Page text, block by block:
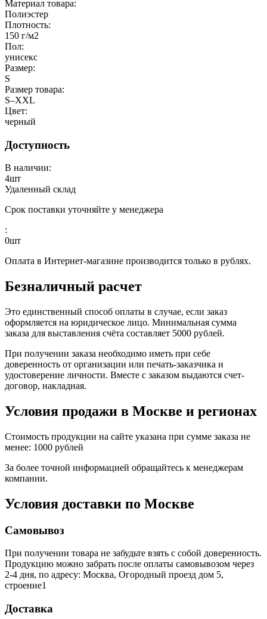
Материал товара:
Полиэстер
Плотность:
150 г/м2
Пол:
унисекс
Размер:
S
Размер товара:
S–XXL
Цвет:
черный
Доступность
В наличии:
4шт
Удаленный склад
Срок поставки уточняйте у менеджера
:
0шт
Оплата в Интернет-магазине производится только в рублях.
Безналичный расчет
Это единственный способ оплаты в случае, если заказ
оформляется на юридическое лицо. Минимальная сумма
заказа для выставления счёта составляет 5000 рублей.
При получении заказа необходимо иметь при себе
доверенность от организации или печать-заказчика и
удостоверение личности. Вместе с заказом выдаются счет-
договор, накладная.
Условия продажи в Москве и регионах
Стоимость продукции на сайте указана при сумме заказа не
менее: 1000 рублей
За более точной информацией обращайтесь к менеджерам
компании.
Условия доставки по Москве
Самовывоз
При получении товара не забудьте взять с собой доверенность.
Продукцию можно забрать после оплаты самовывозом через
2-4 дня, по адресу: Москва, Огородный проезд дом 5,
строение1
Доставка